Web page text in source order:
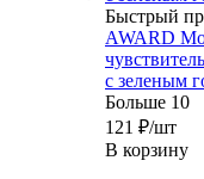
Быстрый
AWARD
с зеленым
Больше 10
121 ₽/шт
В корзину